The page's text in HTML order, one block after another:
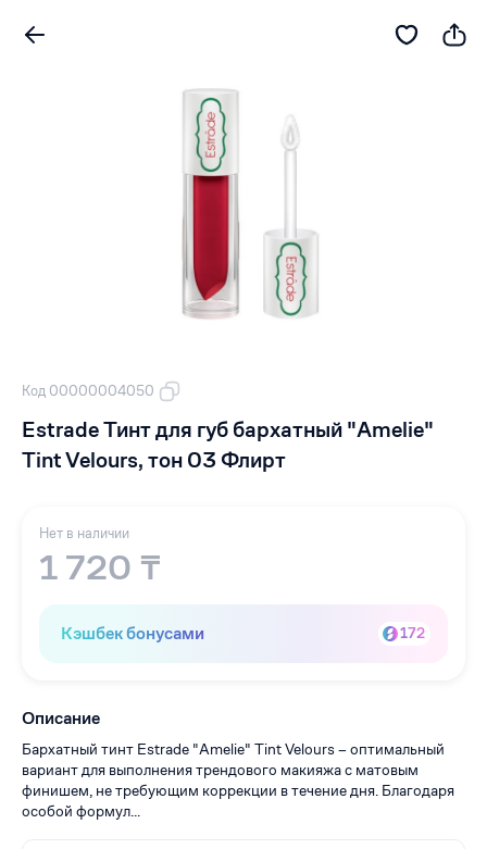
Код 00000004050
Estrade Тинт для губ бархатный "Amelie"
Tint Velours, тон 03 Флирт
Нет в наличии
1 720 ₸
Кэшбек бонусами 172
Описание
Бархатный тинт Estrade "Amelie" Tint Velours – оптимальный
вариант для выполнения трендового макияжа с матовым
финишем, не требующим коррекции в течение дня. Благодаря
особой формул...